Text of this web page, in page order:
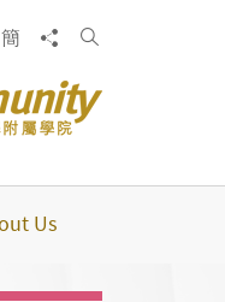
簡 Share toSearch
Us